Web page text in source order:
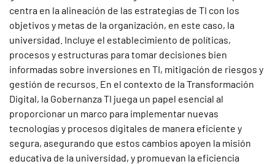
centra en la alineación de las estrategias de TI con los
objetivos y metas de la organización, en este caso, la
universidad. Incluye el establecimiento de políticas,
procesos y estructuras para tomar decisiones bien
informadas sobre inversiones en TI, mitigación de riesgos y
gestión de recursos. En el contexto de la Transformación
Digital, la Gobernanza TI juega un papel esencial al
proporcionar un marco para implementar nuevas
tecnologías y procesos digitales de manera eficiente y
segura, asegurando que estos cambios apoyen la misión
educativa de la universidad, y promuevan la eficiencia